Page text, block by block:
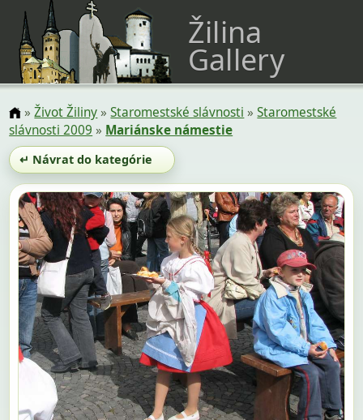
Žilina
Gallery
»Život Žiliny»Staromestské slávnosti »Staromestské
slávnosti 2009 » Mariánske námestie
↵ Návrat do kategórie